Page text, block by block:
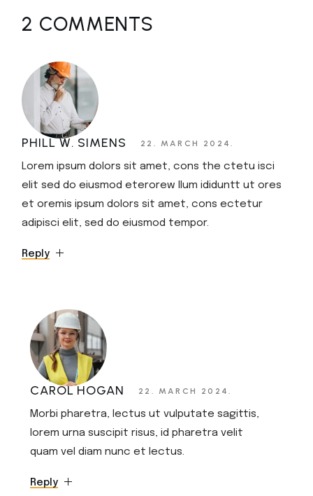
2 COMMENTS
PHILL W. SIMENS 22. MARCH 2024.
Lorem ipsum dolors sit amet, cons the ctetu isci
elit sed do eiusmod eterorew llum ididuntt ut ores
et oremis ipsum dolors sit amet, cons ectetur
adipisci elit, sed do eiusmod tempor.
Reply
CAROL HOGAN 22. MARCH 2024.
Morbi pharetra, lectus ut vulputate sagittis,
lorem urna suscipit risus, id pharetra velit
quam vel diam nunc et lectus.
Reply